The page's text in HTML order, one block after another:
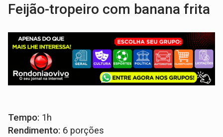
Feijão-tropeiro com banana frita
Tempo: 1h
Rendimento: 6 porções